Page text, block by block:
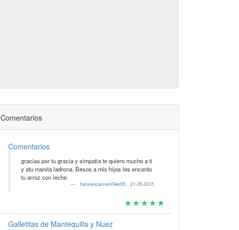
Comentarios
Comentarios
gracias por tu gracia y simpatia te quiero mucho a ti
y atu manita ladrona. Besos a mis hijos les encanto
tu arroz con leche.
hansencarmen04er05,21-05-2015
Galletitas de Mantequilla y Nuez